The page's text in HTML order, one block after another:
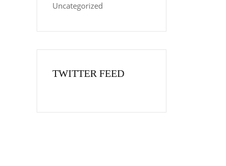
Uncategorized
TWITTER FEED